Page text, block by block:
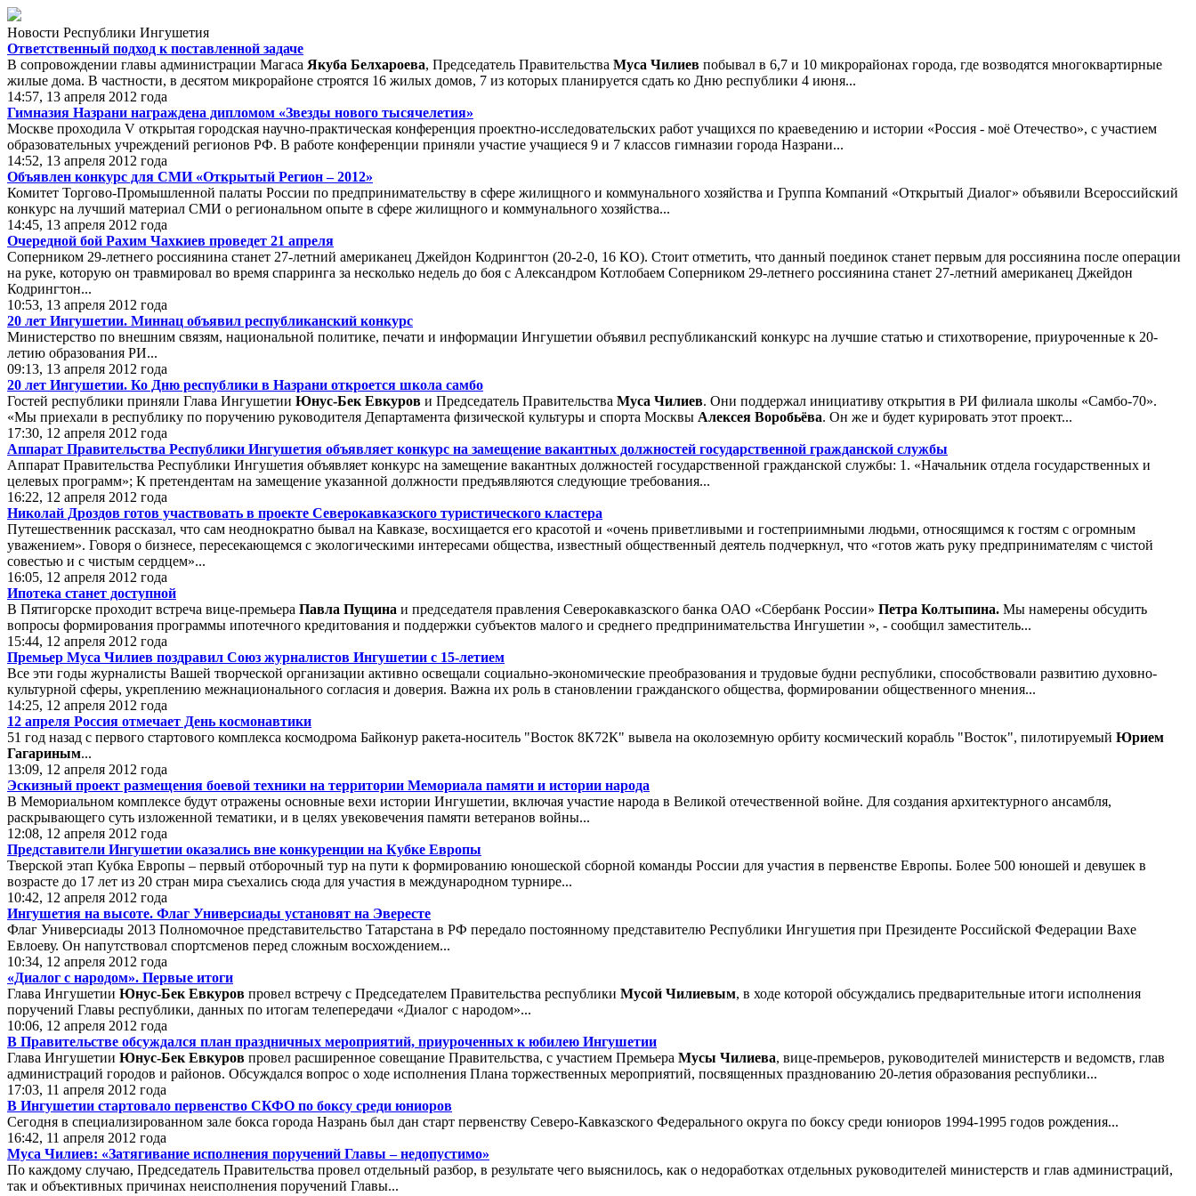
Новости Республики Ингушетия
Ответственный подход к поставленной задаче
В сопровождении главы администрации Магаса Якуба Белхароева, Председатель Правительства Муса Чилиев побывал в 6,7 и 10 микрорайонах города, где возводятся многоквартирные
жилые дома. В частности, в десятом микрорайоне строятся 16 жилых домов, 7 из которых планируется сдать ко Дню республики 4 июня...
14:57, 13 апреля 2012 года
Гимназия Назрани награждена дипломом «Звезды нового тысячелетия»
Москве проходила V открытая городская научно-практическая конференция проектно-исследовательских работ учащихся по краеведению и истории «Россия - моё Отечество», с участием
образовательных учреждений регионов РФ. В работе конференции приняли участие учащиеся 9 и 7 классов гимназии города Назрани...
14:52, 13 апреля 2012 года
Объявлен конкурс для СМИ «Открытый Регион – 2012»
Комитет Торгово-Промышленной палаты России по предпринимательству в сфере жилищного и коммунального хозяйства и Группа Компаний «Открытый Диалог» объявили Всероссийский
конкурс на лучший материал СМИ о региональном опыте в сфере жилищного и коммунального хозяйства...
14:45, 13 апреля 2012 года
Очередной бой Рахим Чахкиев проведет 21 апреля
Соперником 29-летнего россиянина станет 27-летний американец Джейдон Кодрингтон (20-2-0, 16 КО). Стоит отметить, что данный поединок станет первым для россиянина после операции
на руке, которую он травмировал во время спарринга за несколько недель до боя с Александром Котлобаем Соперником 29-летнего россиянина станет 27-летний американец Джейдон
Кодрингтон...
10:53, 13 апреля 2012 года
20 лет Ингушетии. Миннац объявил республиканский конкурс
Министерство по внешним связям, национальной политике, печати и информации Ингушетии объявил республиканский конкурс на лучшие статью и стихотворение, приуроченные к 20-
летию образования РИ...
09:13, 13 апреля 2012 года
20 лет Ингушетии. Ко Дню республики в Назрани откроется школа самбо
Гостей республики приняли Глава Ингушетии Юнус-Бек Евкуров и Председатель Правительства Муса Чилиев. Они поддержал инициативу открытия в РИ филиала школы «Самбо-70».
«Мы приехали в республику по поручению руководителя Департамента физической культуры и спорта Москвы Алексея Воробьёва. Он же и будет курировать этот проект...
17:30, 12 апреля 2012 года
Аппарат Правительства Республики Ингушетия объявляет конкурс на замещение вакантных должностей государственной гражданской службы
Аппарат Правительства Республики Ингушетия объявляет конкурс на замещение вакантных должностей государственной гражданской службы: 1. «Начальник отдела государственных и
целевых программ»; К претендентам на замещение указанной должности предъявляются следующие требования...
16:22, 12 апреля 2012 года
Николай Дроздов готов участвовать в проекте Северокавказского туристического кластера
Путешественник рассказал, что сам неоднократно бывал на Кавказе, восхищается его красотой и «очень приветливыми и гостеприимными людьми, относящимся к гостям с огромным
уважением». Говоря о бизнесе, пересекающемся с экологическими интересами общества, известный общественный деятель подчеркнул, что «готов жать руку предпринимателям с чистой
совестью и с чистым сердцем»...
16:05, 12 апреля 2012 года
Ипотека станет доступной
В Пятигорске проходит встреча вице-премьера Павла Пущина и председателя правления Северокавказского банка ОАО «Сбербанк России» Петра Колтыпина. Мы намерены обсудить
вопросы формирования программы ипотечного кредитования и поддержки субъектов малого и среднего предпринимательства Ингушетии », - сообщил заместитель...
15:44, 12 апреля 2012 года
Премьер Муса Чилиев поздравил Союз журналистов Ингушетии с 15-летием
Все эти годы журналисты Вашей творческой организации активно освещали социально-экономические преобразования и трудовые будни республики, способствовали развитию духовно-
культурной сферы, укреплению межнационального согласия и доверия. Важна их роль в становлении гражданского общества, формировании общественного мнения...
14:25, 12 апреля 2012 года
12 апреля Россия отмечает День космонавтики
51 год назад с первого стартового комплекса космодрома Байконур ракета-носитель "Восток 8К72К" вывела на околоземную орбиту космический корабль "Восток", пилотируемый Юрием
Гагариным...
13:09, 12 апреля 2012 года
Эскизный проект размещения боевой техники на территории Мемориала памяти и истории народа
В Мемориальном комплексе будут отражены основные вехи истории Ингушетии, включая участие народа в Великой отечественной войне. Для создания архитектурного ансамбля,
раскрывающего суть изложенной тематики, и в целях увековечения памяти ветеранов войны...
12:08, 12 апреля 2012 года
Представители Ингушетии оказались вне конкуренции на Кубке Европы
Тверской этап Кубка Европы – первый отборочный тур на пути к формированию юношеской сборной команды России для участия в первенстве Европы. Более 500 юношей и девушек в
возрасте до 17 лет из 20 стран мира съехались сюда для участия в международном турнире...
10:42, 12 апреля 2012 года
Ингушетия на высоте. Флаг Универсиады установят на Эвересте
Флаг Универсиады 2013 Полномочное представительство Татарстана в РФ передало постоянному представителю Республики Ингушетия при Президенте Российской Федерации Вахе
Евлоеву. Он напутствовал спортсменов перед сложным восхождением...
10:34, 12 апреля 2012 года
«Диалог с народом». Первые итоги
Глава Ингушетии Юнус-Бек Евкуров провел встречу с Председателем Правительства республики Мусой Чилиевым, в ходе которой обсуждались предварительные итоги исполнения
поручений Главы республики, данных по итогам телепередачи «Диалог с народом»...
10:06, 12 апреля 2012 года
В Правительстве обсуждался план праздничных мероприятий, приуроченных к юбилею Ингушетии
Глава Ингушетии Юнус-Бек Евкуров провел расширенное совещание Правительства, с участием Премьера Мусы Чилиева, вице-премьеров, руководителей министерств и ведомств, глав
администраций городов и районов. Обсуждался вопрос о ходе исполнения Плана торжественных мероприятий, посвященных празднованию 20-летия образования республики...
17:03, 11 апреля 2012 года
В Ингушетии стартовало первенство СКФО по боксу среди юниоров
Сегодня в специализированном зале бокса города Назрань был дан старт первенству Северо-Кавказского Федерального округа по боксу среди юниоров 1994-1995 годов рождения...
16:42, 11 апреля 2012 года
Муса Чилиев: «Затягивание исполнения поручений Главы – недопустимо»
По каждому случаю, Председатель Правительства провел отдельный разбор, в результате чего выяснилось, как о недоработках отдельных руководителей министерств и глав администраций,
так и объективных причинах неисполнения поручений Главы...